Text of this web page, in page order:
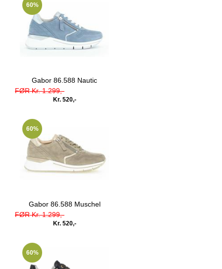
60%
Gabor 86.588 Nautic
FØR Kr. 1.299,-
Kr. 520,-
60%
Gabor 86.588 Muschel
FØR Kr. 1.299,-
Kr. 520,-
60%